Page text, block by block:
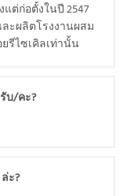
ต่ก่อตั้งในปี 2547
ะผลิตโรงงานผสม
รีไซเคิลเท่านั้น
บ/คะ?
ะ?